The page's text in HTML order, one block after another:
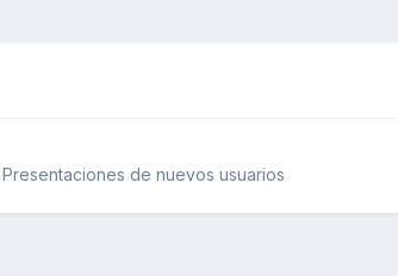
Presentaciones de nuevos usuarios